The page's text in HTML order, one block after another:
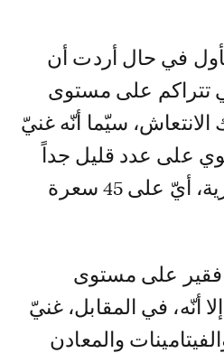
في حال أردت أن
تتراكم على مستوى
الانتعاش، سيّما أنّه غنيّ
على عدد قليل جداً
من السعرات الحرارية، أيّ على 45 سعرة
فقير على مستوى
أنّه، في المقابل، غنيّ
والمعادن